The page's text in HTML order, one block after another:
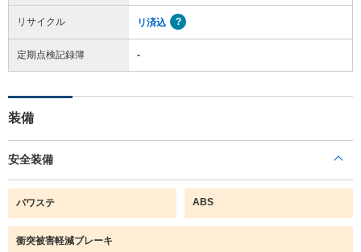
リサイクル リ済込
定期点検記録簿 -
装備
安全装備
パワステ ABS
衝突被害軽減ブレーキ